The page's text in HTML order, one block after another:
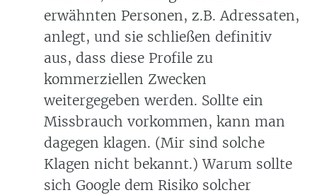
erwähnten Personen, z.B. Adressaten,
anlegt, und sie schließen definitiv
aus, dass diese Profile zu
kommerziellen Zwecken
weitergegeben werden. Sollte ein
Missbrauch vorkommen, kann man
dagegen klagen. (Mir sind solche
Klagen nicht bekannt.) Warum sollte
sich Google dem Risiko solcher